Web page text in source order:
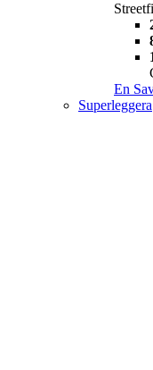
En
Superleggera